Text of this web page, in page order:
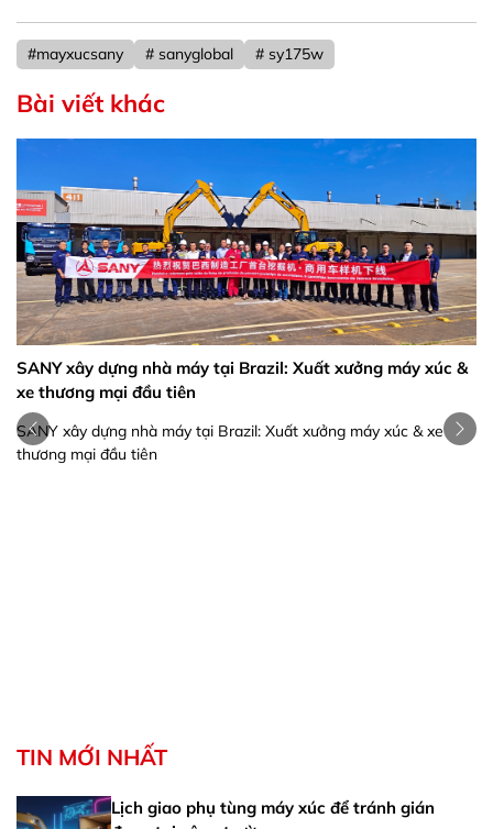
#mayxucsany # sanyglobal # sy175w
Bài viết khác
xây dựng nhà máy tại Brazil: Xuất xưởng máy xúc &
mại đầu tiên
xây dựng nhà máy tại Brazil: Xuất xưởng máy xúc & xe
mại đầu tiên
TIN MỚI NHẤT
Lịch giao phụ tùng máy xúc để tránh gián